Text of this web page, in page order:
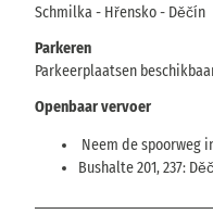
Schmilka - Hřensko - Děčín
Parkeren
Parkeerplaatsen
Openbaar vervoer
Neem de spoorweg
Bushalte 201, 237: